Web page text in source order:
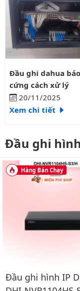
Đầu ghi dahua báo
Đầu ghi dahua
cứng cách xử lý
20/11/2025
Xem chi tiết
Đầu ghi
Hàng Bán Chạy
Đầu ghi hình IP